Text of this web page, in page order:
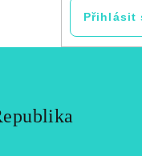
Přihlásit